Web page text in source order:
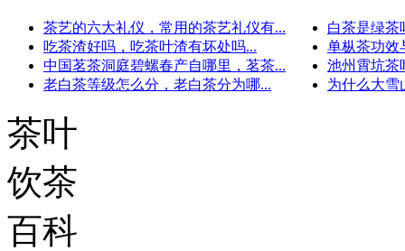
茶艺的六大礼仪，常用的茶艺礼仪有...
白茶是绿茶
吃茶渣好吗，吃茶叶渣有坏处吗...
单枞茶功效
中国茗茶洞庭碧螺春产自哪里，茗茶...
池州霄坑茶
老白茶等级怎么分，老白茶分为哪...
为什么大雪
茶叶
饮茶
百科